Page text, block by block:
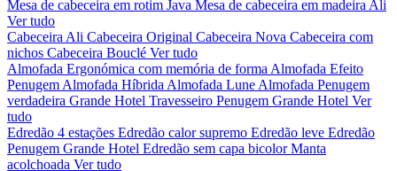
Mesa de cabeceira em rotim Java Mesa de cabeceira em madeira Ali
Ver tudo
Cabeceira Ali Cabeceira Original Cabeceira Nova Cabeceira com
nichos Cabeceira Bouclé Ver tudo
Almofada Ergonómica com memória de forma Almofada Efeito
Penugem Almofada Híbrida Almofada Lune Almofada Penugem
verdadeira Grande Hotel Travesseiro Penugem Grande Hotel Ver
tudo
Edredão 4 estações Edredão calor supremo Edredão leve Edredão
Penugem Grande Hotel Edredão sem capa bicolorManta
acolchoada Ver tudo